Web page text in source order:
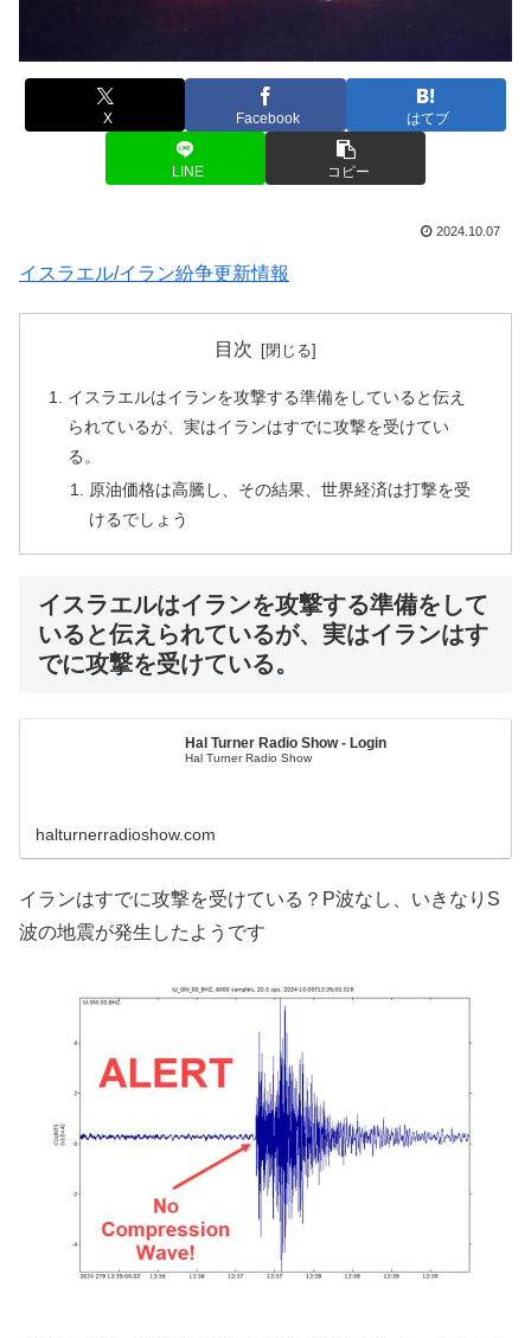
X Facebook はてブ
LINE コピー
2024.10.07
イスラエル/イラン紛争更新情報
目次
イスラエルはイランを攻撃する準備をしていると伝え
られているが、実はイランはすでに攻撃を受けてい
る。
原油価格は高騰し、その結果、世界経済は打撃を受
けるでしょう
イスラエルはイランを攻撃する準備をして
いると伝えられているが、実はイランはす
でに攻撃を受けている。
Hal Turner Radio Show - Login
Hal Turner Radio Show
halturnerradioshow.com
イランはすでに攻撃を受けている？P波なし、いきなりS
波の地震が発生したようです